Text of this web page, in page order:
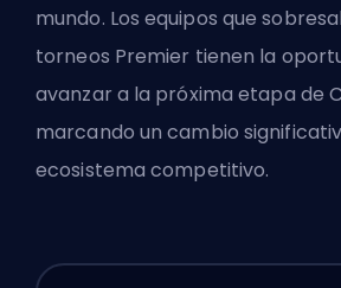
mundo. Los equipos que
torneos Premier tienen la
avanzar a la próxima etapa de
marcando un cambio
ecosistema competitivo.